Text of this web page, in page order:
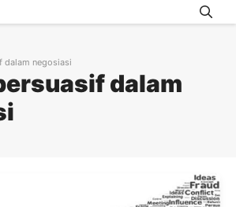
dalam
dalam negosiasi